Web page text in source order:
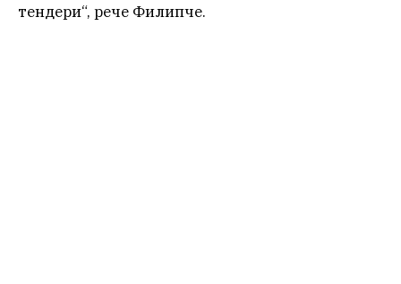
тендери“, рече Филипче.